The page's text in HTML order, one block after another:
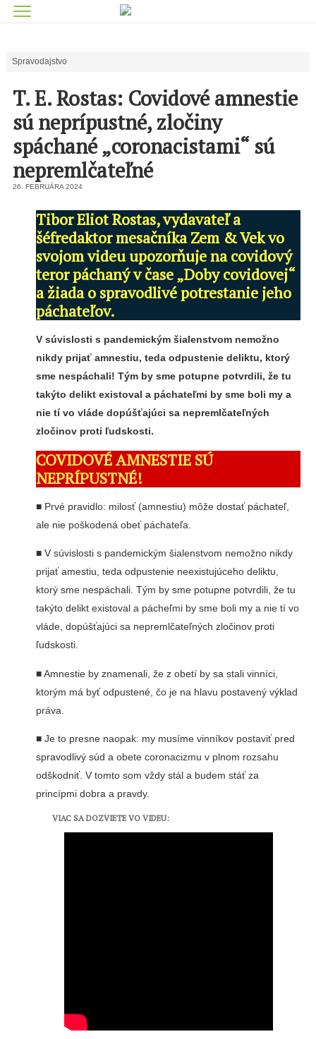
Spravodajstvo
T. E. Rostas: Covidové amnestie
sú neprípustné, zločiny
spáchané „coronacistami“ sú
nepremlčateľné
26. FEBRUÁRA 2024
Tibor Eliot Rostas, vydavateľ a
šéfredaktor mesačníka Zem & Vek vo
svojom videu upozorňuje na covidový
teror páchaný v čase „Doby covidovej“
a žiada o spravodlivé potrestanie jeho
páchateľov.
V súvislosti s pandemickým šialenstvom nemožno
nikdy prijať amnestiu, teda odpustenie deliktu, ktorý
sme nespáchali! Tým by sme potupne potvrdili, že tu
takýto delikt existoval a páchateľmi by sme boli my a
nie tí vo vláde dopúšťajúci sa nepremlčateľných
zločinov proti ľudskosti.
COVIDOVÉ AMNESTIE SÚ
NEPRÍPUSTNÉ!
■ Prvé pravidlo: milosť (amnestiu) môže dostať páchateľ,
ale nie poškodená obeť páchateľa.
■ V súvislosti s pandemickým šialenstvom nemožno nikdy
prijať amestiu, teda odpustenie neexistujúceho deliktu,
ktorý sme nespáchali. Tým by sme potupne potvrdili, že tu
takýto delikt existoval a pácheľmi by sme boli my a nie tí vo
vláde, dopúšťajúci sa nepremlčateľných zločinov proti
ľudskosti.
■Amnestie by znamenali, že z obetí by sa stali vinníci,
ktorým má byť odpustené, čo je na hlavu postavený výklad
práva.
■ Je to presne naopak: my musíme vinníkov postaviť pred
spravodlivý súd a obete coronacizmu v plnom rozsahu
odškodniť. V tomto som vždy stál a budem stáť za
princípmi dobra a pravdy.
VIAC SA DOZVIETE VO VIDEU: